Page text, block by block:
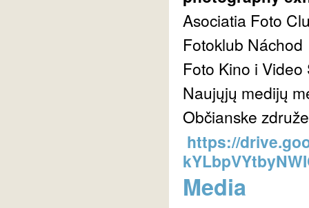
Asociatia Foto
Fotoklub Náchod
Foto Kino i
Naujųjų medijų
Občianske
https://
Media